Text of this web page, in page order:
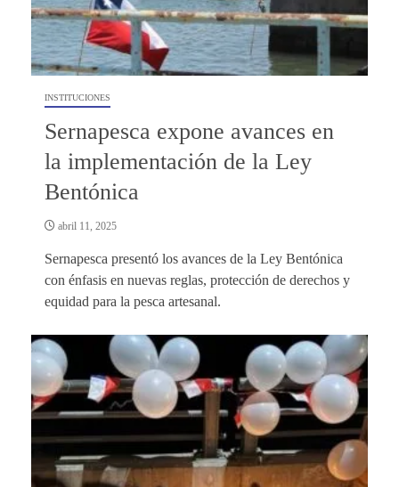
INSTITUCIONES
Sernapesca expone avances en
la implementación de la Ley
Bentónica
abril 11, 2025
Sernapesca presentó los avances de la Ley Bentónica
con énfasis en nuevas reglas, protección de derechos y
equidad para la pesca artesanal.